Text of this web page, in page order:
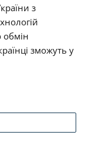
з
обмін
зможуть у